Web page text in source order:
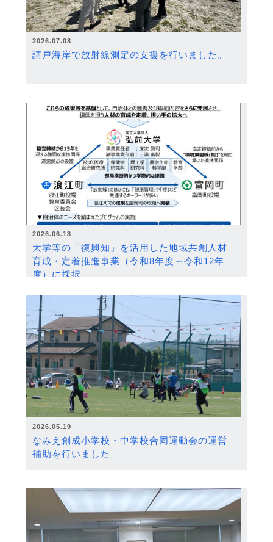
2026.07.08
請戸海岸で放射線測定の支援を行いました。
2026.06.18
大学等の「復興知」を活用した地域共創人材
育成・定着推進事業（令和8年度～令和12年
度）に採択
2026.05.19
なみえ創成小学校・中学校合同運動会の運営
補助を行いました